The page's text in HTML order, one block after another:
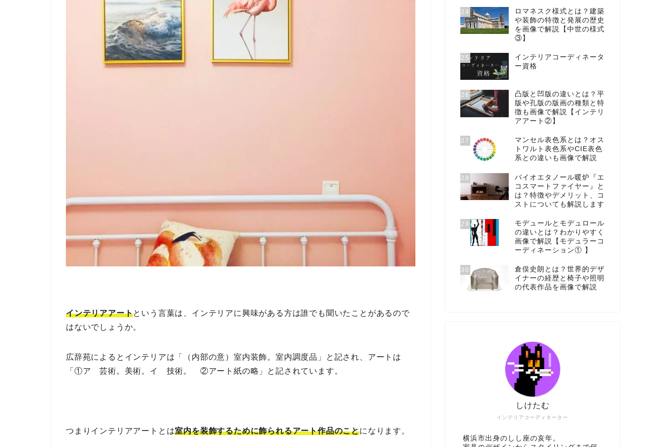
インテリアアートという言葉は、インテリアに興味がある方は誰でも聞いたことがあるので
はないでしょうか。
広辞苑によるとインテリアは「（内部の意）室内装飾。室内調度品」と記され、アートは
「①ア 芸術。美術。イ 技術。 ②アート紙の略」と記されています。
つまりインテリアアートとは室内を装飾するために飾られるアート作品のことになります。
24
ロマネスク様式とは？建築
や装飾の特徴と発展の歴史
を画像で解説【中世の様式
③】
25
インテリアコーディネータ
ー資格
26
凸版と凹版の違いとは？平
版や孔版の版画の種類と特
徴も画像で解説【インテリ
アアート②】
27
マンセル表色系とは？オス
トワルト表色系やCIE表色
系との違いも画像で解説
28
バイオエタノール暖炉『エ
コスマートファイヤー』と
は？特徴やデメリット、コ
ストについても解説します
29
モデュールとモデュロール
の違いとは？わかりやすく
画像で解説【モデュラーコ
ーディネーション① 】
30
倉俣史朗とは？世界的デザ
イナーの経歴と椅子や照明
の代表作品を画像で解説
インテリアコーディネーター
しけたむ
横浜市出身のしし座の亥年。